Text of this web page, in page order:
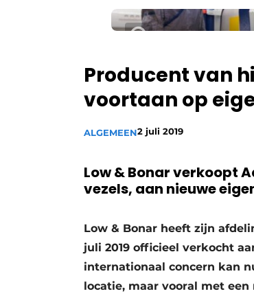
Evenement aanmelden
Privacy / Cookie
Vacature aanmelden
Producent van
voortaan op
ALGEMEEN2 juli 2019
Low & Bonar verkoopt
vezels, aan nieuwe
Low & Bonar heeft zijn
juli 2019 officieel verkocht
internationaal concern kan
locatie, maar vooral met